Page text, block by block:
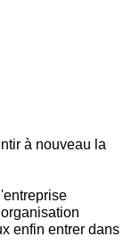
à nouveau la
enfin entrer dans